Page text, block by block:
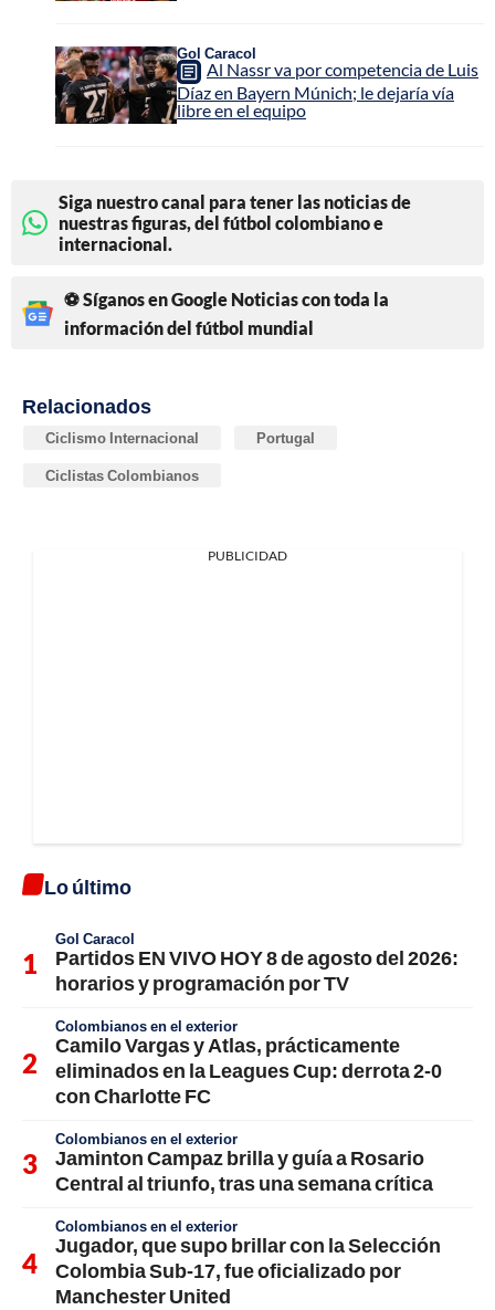
Gol Caracol
Al Nassr va por competencia de Luis
Díaz en Bayern Múnich; le dejaría vía
libre en el equipo
Siga nuestro canal para tener las noticias de
nuestras figuras, del fútbol colombiano e
internacional.
⚽ Síganos en Google Noticias con toda la
información del fútbol mundial
Relacionados
Ciclismo Internacional Portugal
Ciclistas Colombianos
PUBLICIDAD
Lo último
Gol Caracol
Partidos EN VIVO HOY 8 de agosto del 2026:
horarios y programación por TV
Colombianos en el exterior
Camilo Vargas y Atlas, prácticamente
eliminados en la Leagues Cup: derrota 2-0
con Charlotte FC
Colombianos en el exterior
Jaminton Campaz brilla y guía a Rosario
Central al triunfo, tras una semana crítica
Colombianos en el exterior
Jugador, que supo brillar con la Selección
Colombia Sub-17, fue oficializado por
Manchester United